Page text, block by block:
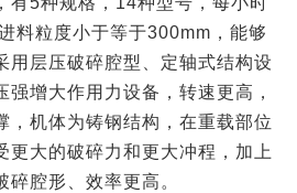
料粒度小于等于300mm，能够
用层压破碎腔型、定轴式结构设
强增大作用力设备，转速更高，
，机体为铸钢结构，在重载部位
更大的破碎力和更大冲程，加上
腔形、效率更高。